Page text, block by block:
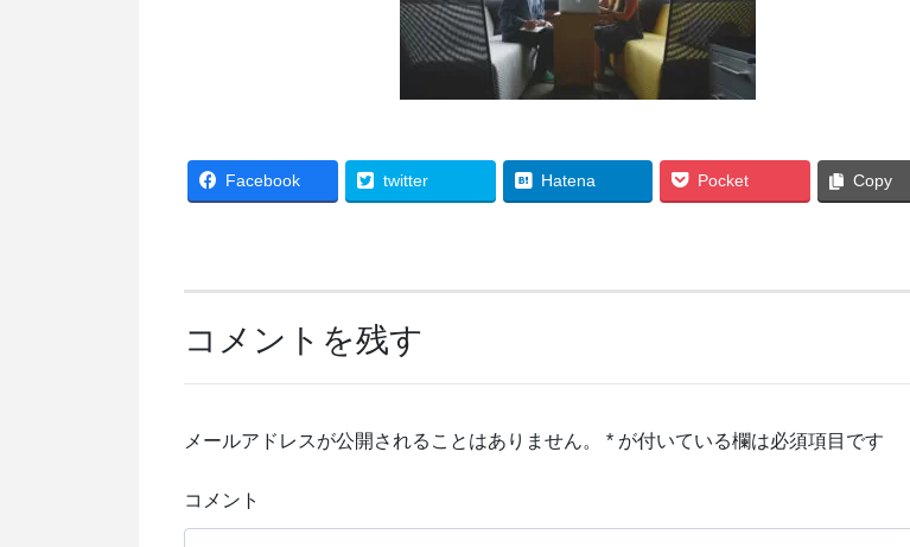
Facebook twitter Hatena Pocket Copy
コメントを残す
メールアドレスが公開されることはありません。 * が付いている欄は必須項目です
コメント